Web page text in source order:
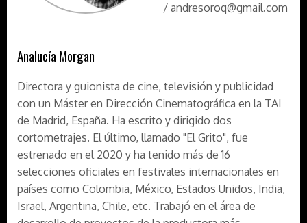
/ andresoroq@gmail.com
Analucía Morgan
Directora y guionista de cine, televisión y publicidad
con un Máster en Dirección Cinematográfica en la TAI
de Madrid, España. Ha escrito y dirigido dos
cortometrajes. El último, llamado "El Grito", fue
estrenado en el 2020 y ha tenido más de 16
selecciones oficiales en festivales internacionales en
países como Colombia, México, Estados Unidos, India,
Israel, Argentina, Chile, etc. Trabajó en el área de